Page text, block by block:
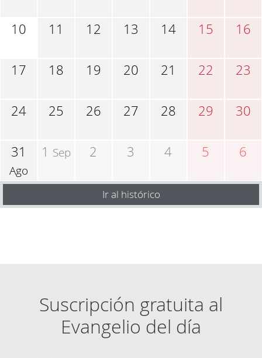
10 11 12 13 14 15 16
17 18 19 20 21 22 23
24 25 26 27 28 29 30
31
Ago
1 Sep 2 3 4 5 6
Ir al histórico
Suscripción gratuita al
Evangelio del día